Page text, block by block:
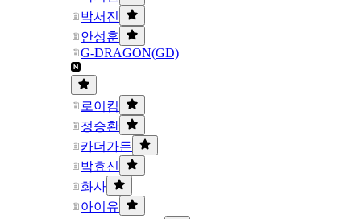
박서진
안성훈
G-DRAGON(GD)
로이킴
정승환
카더가든
박효신
화사
아이유